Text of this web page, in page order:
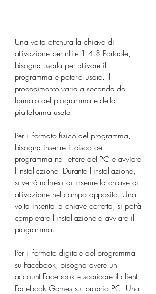
Una volta ottenuta la chiave di
attivazione per nLite 1.4.8 Portable,
bisogna usarla per attivare il
programma e poterlo usare. Il
procedimento varia a seconda del
formato del programma e della
piattaforma usata.
Per il formato fisico del programma,
bisogna inserire il disco del
programma nel lettore del PC e avviare
l'installazione. Durante l'installazione,
si verrà richiesti di inserire la chiave di
attivazione nel campo apposito. Una
volta inserita la chiave corretta, si potrà
completare l'installazione e avviare il
programma.
Per il formato digitale del programma
su Facebook, bisogna avere un
account Facebook e scaricare il client
Facebook Games sul proprio PC. Una